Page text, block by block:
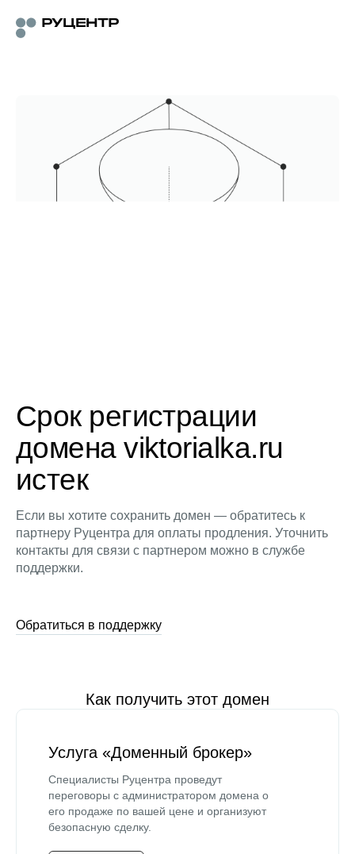
Срок регистрации
домена viktorialka.ru
истек
Если вы хотите сохранить домен — обратитесь к
партнеру Руцентра для оплаты продления. Уточнить
контакты для связи с партнером можно в службе
поддержки.
Обратиться в поддержку
Как получить этот домен
Услуга «Доменный брокер»
Специалисты Руцентра проведут
переговоры с администратором домена о
его продаже по вашей цене и организуют
безопасную сделку.